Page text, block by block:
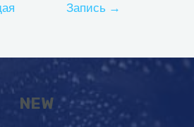
Запись →
NEW